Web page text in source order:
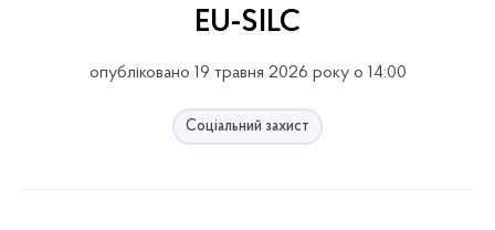
EU-SILC
опубліковано 19 травня 2026 року о 14:00
Соціальний захист